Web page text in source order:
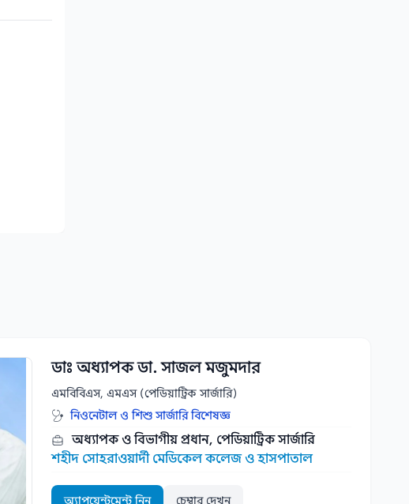
ডাঃ অধ্যাপক ডা. সাজল মজুমদার
এমবিবিএস, এমএস (পেডিয়াট্রিক সার্জারি)
নিওনেটাল ও শিশু সার্জারি বিশেষজ্ঞ
অধ্যাপক ও বিভাগীয় প্রধান, পেডিয়াট্রিক সার্জারি
শহীদ সোহরাওয়ার্দী মেডিকেল কলেজ ও হাসপাতাল
অ্যাপয়েন্টমেন্ট নিন চেম্বার দেখুন